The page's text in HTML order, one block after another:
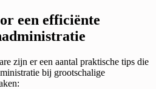
een efficiënte
zijn er een aantal praktische tips die
bij grootschalige